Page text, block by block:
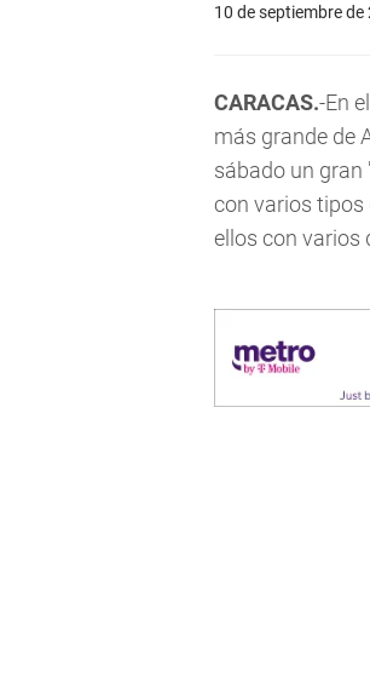
10 de septiembre de
CARACAS.-En
más grande de
sábado un gran
con varios tipos
ellos con varios